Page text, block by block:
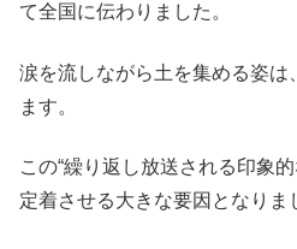
て全国に伝わりました。
涙を流しながら土を集める姿は
ます。
この“繰り返し放送される印象
定着させる大きな要因となりま